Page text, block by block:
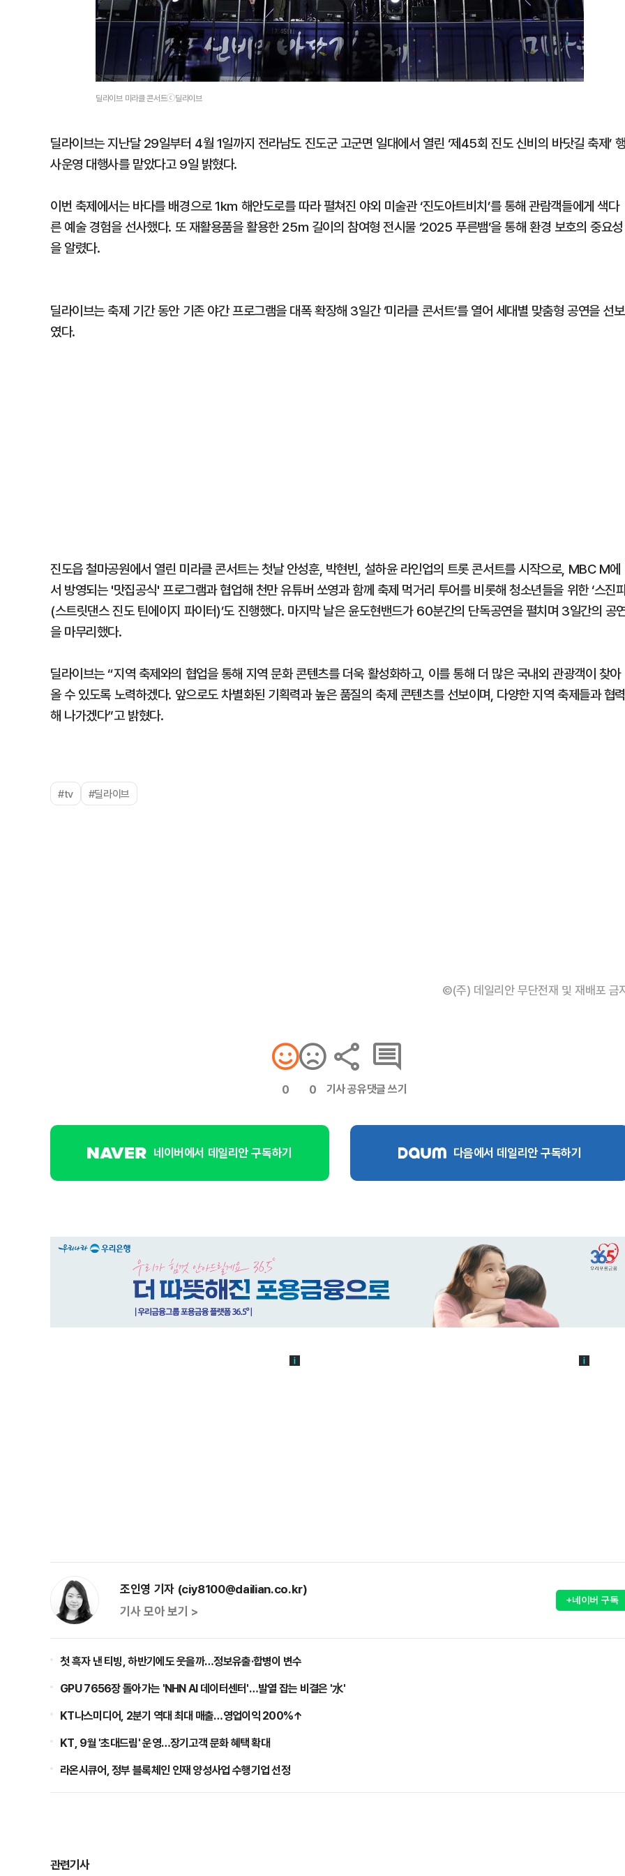
딜라이브 미라클 콘서트ⓒ딜라이브
딜라이브는 지난달 29일부터 4월 1일까지 전라남도 진도군 고군면 일대에서 열린 ‘제45회 진도 신비의 바닷길 축제’
사운영 대행사를 맡았다고 9일 밝혔다.
이번 축제에서는 바다를 배경으로 1km 해안도로를 따라 펼쳐진 야외 미술관 ‘진도아트비치’를 통해 관람객들에게 색다
른 예술 경험을 선사했다. 또 재활용품을 활용한 25m 길이의 참여형 전시물 ‘2025 푸른뱀’을 통해 환경 보호의 중요성
을 알렸다.
딜라이브는 축제 기간 동안 기존 야간 프로그램을 대폭 확장해 3일간 ‘미라클 콘서트’를 열어 세대별 맞춤형 공연을 선보
였다.
진도읍 철마공원에서 열린 미라클 콘서트는 첫날 안성훈, 박현빈, 설하윤 라인업의 트롯 콘서트를 시작으로, MBC M에
서 방영되는 '맛집공식' 프로그램과 협업해 천만 유튜버 쏘영과 함께 축제 먹거리 투어를 비롯해 청소년들을 위한 ‘스진
(스트릿댄스 진도 틴에이지 파이터)’도 진행했다. 마지막 날은 윤도현밴드가 60분간의 단독공연을 펼치며 3일간의 공
을 마무리했다.
딜라이브는 “지역 축제와의 협업을 통해 지역 문화 콘텐츠를 더욱 활성화하고, 이를 통해 더 많은 국내외 관광객이 찾아
올 수 있도록 노력하겠다. 앞으로도 차별화된 기획력과 높은 품질의 축제 콘텐츠를 선보이며, 다양한 지역 축제들과 협
해 나가겠다”고 밝혔다.
#tv #딜라이브
©(주) 데일리안 무단전재 및 재배포 금
0 0 기사 공유댓글 쓰기
네이버에서 데일리안 구독하기 다음에서 데일리안 구독하기
조인영 기자 (ciy8100@dailian.co.kr)
기사 모아 보기 >
+네이버 구독
첫 흑자 낸 티빙, 하반기에도 웃을까…정보유출·합병이 변수
GPU 7656장 돌아가는 'NHN AI 데이터센터'…발열 잡는 비결은 '水'
KT나스미디어, 2분기 역대 최대 매출…영업이익 200%↑
KT, 9월 '초대드림' 운영…장기고객 문화 혜택 확대
라온시큐어, 정부 블록체인 인재 양성사업 수행기업 선정
관련기사